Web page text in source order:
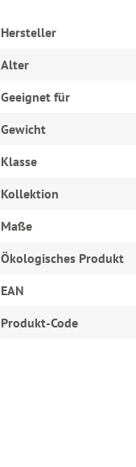
Hersteller
Alter
Geeignet für
Gewicht
Klasse
Kollektion
Maße
Ökologisches Produkt
EAN
Produkt-Code